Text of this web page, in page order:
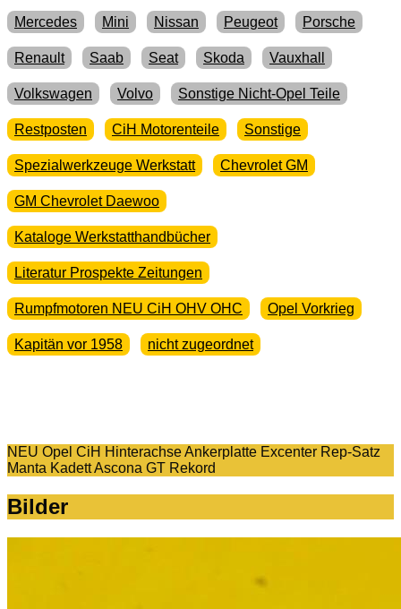
Mercedes Mini Nissan Peugeot Porsche
Renault Saab Seat Skoda Vauxhall
Volkswagen Volvo Sonstige Nicht-Opel Teile
Restposten CiH Motorenteile Sonstige
Spezialwerkzeuge Werkstatt Chevrolet GM
GM Chevrolet Daewoo
Kataloge Werkstatthandbücher
Literatur Prospekte Zeitungen
Rumpfmotoren NEU CiH OHV OHC Opel Vorkrieg
Kapitän vor 1958 nicht zugeordnet
NEU Opel CiH Hinterachse Ankerplatte Excenter Rep-Satz
Manta Kadett Ascona GT Rekord
Bilder